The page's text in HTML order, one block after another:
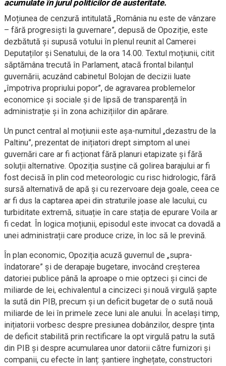
acumulate în jurul politicilor de austeritate.
Moțiunea de cenzură intitulată „România nu este de vânzare
– fără progresiști la guvernare”, depusă de Opoziție, este
dezbătută și supusă votului în plenul reunit al Camerei
Deputaților și Senatului, de la ora 14.00. Textul moțiunii, citit
săptămâna trecută în Parlament, atacă frontal bilanțul
guvernării, acuzând cabinetul Bolojan de decizii luate
„împotriva propriului popor”, de agravarea problemelor
economice și sociale și de lipsă de transparență în
administrație și în zona achizițiilor din apărare.
Un punct central al moțiunii este așa-numitul „dezastru de la
Paltinu”, prezentat de inițiatori drept simptom al unei
guvernări care ar fi acționat fără planuri etapizate și fără
soluții alternative. Opoziția susține că golirea barajului ar fi
fost decisă în plin cod meteorologic cu risc hidrologic, fără
sursă alternativă de apă și cu rezervoare deja goale, ceea ce
ar fi dus la captarea apei din straturile joase ale lacului, cu
turbiditate extremă, situație în care stația de epurare Voila ar
fi cedat. În logica moțiunii, episodul este invocat ca dovadă a
unei administrații care produce crize, în loc să le prevină.
În plan economic, Opoziția acuză guvernul de „supra-
îndatorare” și de derapaje bugetare, invocând creșterea
datoriei publice până la aproape o mie optzeci și cinci de
miliarde de lei, echivalentul a cincizeci și nouă virgulă șapte
la sută din PIB, precum și un deficit bugetar de o sută nouă
miliarde de lei în primele zece luni ale anului. În același timp,
inițiatorii vorbesc despre presiunea dobânzilor, despre ținta
de deficit stabilită prin rectificare la opt virgulă patru la sută
din PIB și despre acumularea unor datorii către furnizori și
companii, cu efecte în lanț: șantiere înghețate, constructori